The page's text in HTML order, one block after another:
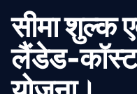
सीमा शुल्क
लैंडेड-